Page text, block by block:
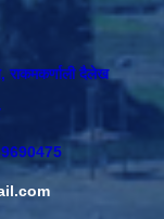
राकमकर्णाली दैलेख